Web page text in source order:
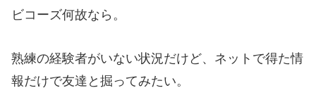
ビコーズ何故なら。
熟練の経験者がいない状況だけど、ネットで得た情
報だけで友達と掘ってみたい。